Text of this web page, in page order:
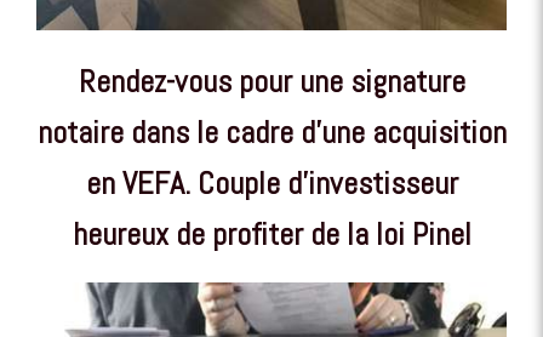
Rendez-vous pour une signature
notaire dans le cadre d'une acquisition
en VEFA. Couple d'investisseur
heureux de profiter de la loi Pinel